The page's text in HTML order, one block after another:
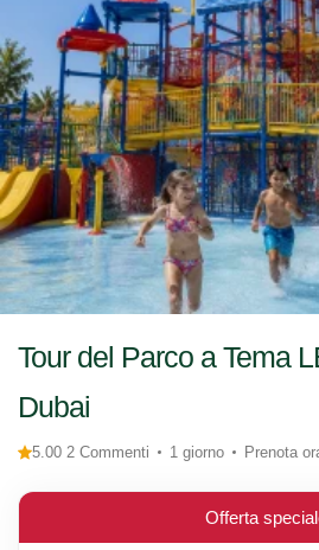
Tour del Parco a Tema
Dubai
5.00 2 Commenti 1 giorno Prenota
Offerta